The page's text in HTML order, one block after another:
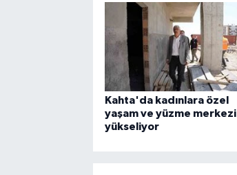
Kahta'da kadınlara özel
yaşam ve yüzme merkezi
yükseliyor